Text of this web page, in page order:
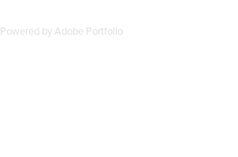
Powered byAdobe Portfolio